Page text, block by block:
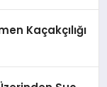
Kaçakçılığı